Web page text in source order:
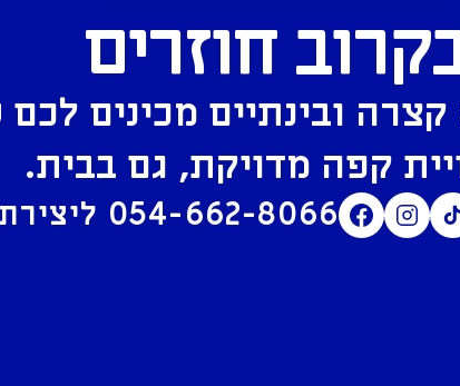
חוזרים
ובינתיים מכינים
קפה מדויקת, גם בבית.
054-662-8066